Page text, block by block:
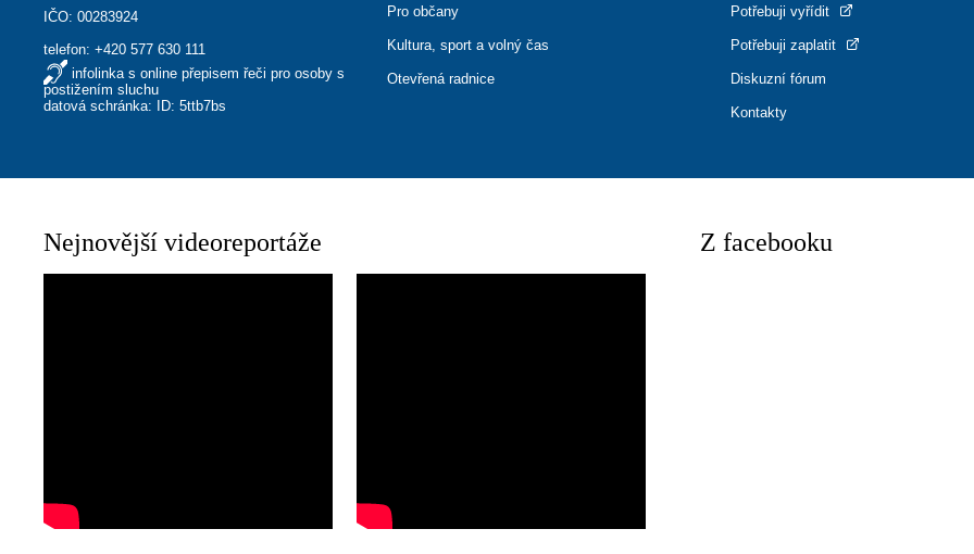
IČO: 00283924
telefon:+420 577 630 111
infolinka s online přepisem řeči pro osoby s
postižením sluchu
datová schránka: ID: 5ttb7bs
Pro občany
Kultura, sport a volný čas
Otevřená radnice
Potřebuji vyřídit
Potřebuji zaplatit
Diskuzní fórum
Kontakty
Nejnovější videoreportáže Z facebooku